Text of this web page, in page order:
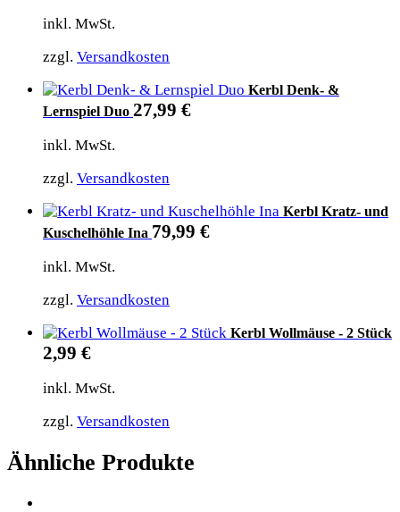
inkl. MwSt.
zzgl. Versandkosten
Kerbl Denk- &
Lernspiel Duo 27,99 €
inkl. MwSt.
zzgl. Versandkosten
Kerbl Kratz- und
Kuschelhöhle Ina 79,99 €
inkl. MwSt.
zzgl. Versandkosten
Kerbl Wollmäuse - 2 Stück
2,99 €
inkl. MwSt.
zzgl. Versandkosten
Ähnliche Produkte